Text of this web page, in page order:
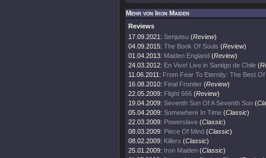
Mehr von Iron Maiden
Reviews
17.09.2021: Senjutsu (Review)
04.09.2015: The Book Of Souls (Review)
01.04.2013: Maiden England (Review)
24.03.2012: En Vivo! Live in Santigo de Chile (
11.06.2011: From Fear To Eternity: The Best
16.08.2010: Final Frontier (Review)
22.05.2009: Flight 666 (Review)
19.04.2009: Seventh Son Of A Seventh Son (
05.04.2009: Somewhere In Time (Classic)
22.03.2009: Powerslave (Classic)
08.03.2009: Piece Of Mind (Classic)
08.02.2009: Killers (Classic)
25.01.2009: Iron Maiden (Classic)